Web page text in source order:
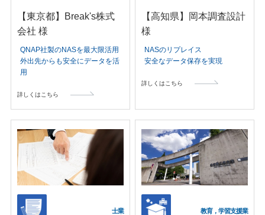
【東京都】Break's株式
会社 様
QNAP社製のNASを最大限活用
外出先からも安全にデータを活
用
詳しくはこちら
【高知県】岡本調査設計
様
NASのリプレイス
安全なデータ保存を実現
詳しくはこちら
士業 教育，学習支援業